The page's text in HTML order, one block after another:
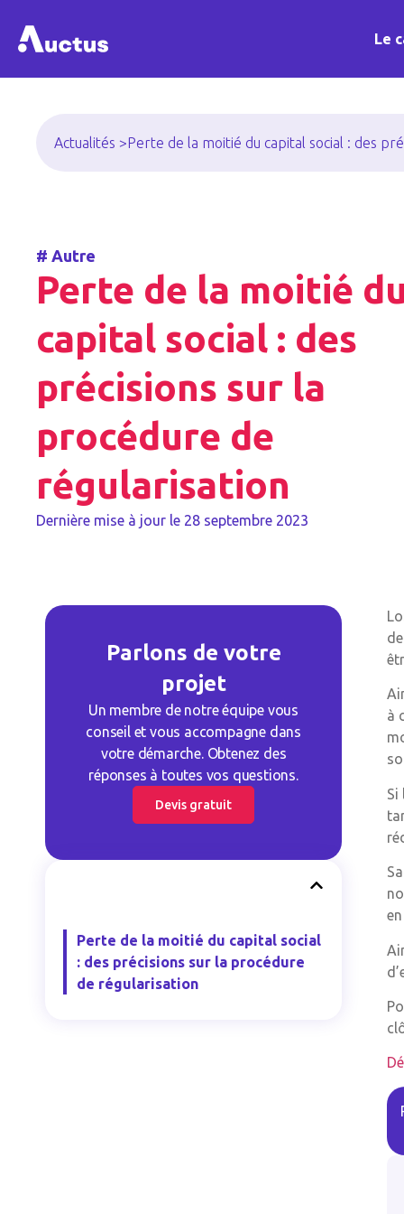
Le
Actualités >Perte de la moitié du capital social : des
# Autre
Perte de la moitié du
capital social : des
précisions sur la
procédure de
régularisation
Dernière mise à jour le 28 septembre 2023
Parlons de votre
projet
Un membre de notre équipe vous
conseil et vous accompagne dans
votre démarche. Obtenez des
réponses à toutes vos questions.
Devis gratuit
Perte de la moitié du capital social
: des précisions sur la procédure
de régularisation
à
Si